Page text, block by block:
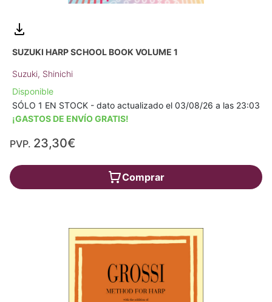
SUZUKI HARP SCHOOL BOOK VOLUME 1
Suzuki, Shinichi
Disponible
SÓLO 1 EN STOCK - dato actualizado el 03/08/26 a las 23:03
¡GASTOS DE ENVÍO GRATIS!
PVP. 23,30€
Comprar